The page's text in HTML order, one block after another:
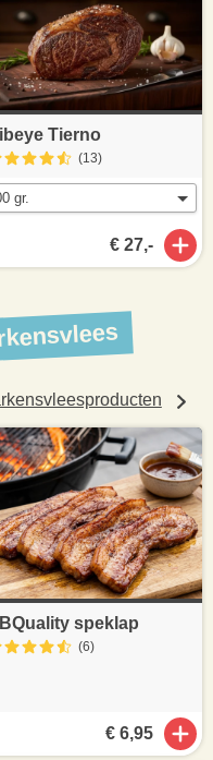
Tierno
(13)
€ 27,-
speklap
(6)
€ 6,95